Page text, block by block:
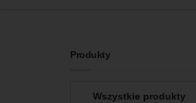
Produkty
Wszystkie produkty